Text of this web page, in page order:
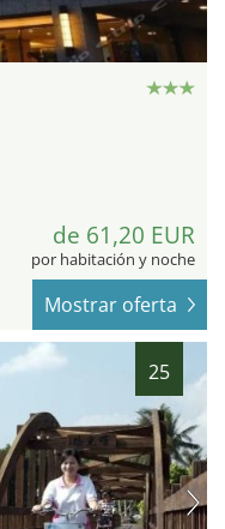
de 61,20 EUR
por habitación y noche
Mostrar oferta
25